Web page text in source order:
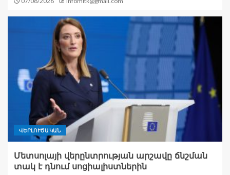
ՎԵՐԼՈՒԾԱԿԱՆ
Մետսոլայի վերընտրության արշավը ճնշման
տակ է դնում սոցիալիստներին